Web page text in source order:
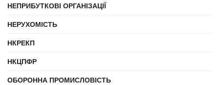
НЕПРИБУТКОВІ ОРГАНІЗАЦІЇ
НЕРУХОМІСТЬ
НКРЕКП
НКЦПФР
ОБОРОННА ПРОМИСЛОВІСТЬ